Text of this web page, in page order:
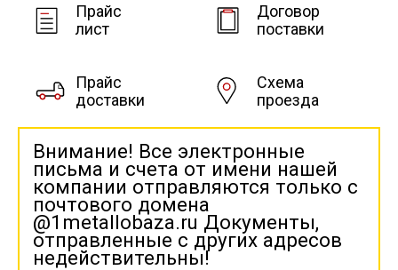
Прайс
лист
Договор
поставки
Прайс
доставки
Схема
проезда
Внимание! Все электронные
письма и счета от имени нашей
компании отправляются только с
почтового домена
@1metallobaza.ru Документы,
отправленные с других адресов
недействительны!